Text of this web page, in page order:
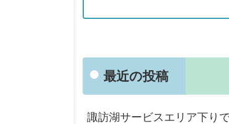
最近の投稿
諏訪湖サービスエリア下り